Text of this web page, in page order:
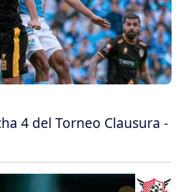
4 del Torneo Clausura -